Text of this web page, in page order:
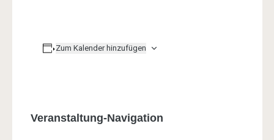
Zum Kalender hinzufügen
Veranstaltung-Navigation